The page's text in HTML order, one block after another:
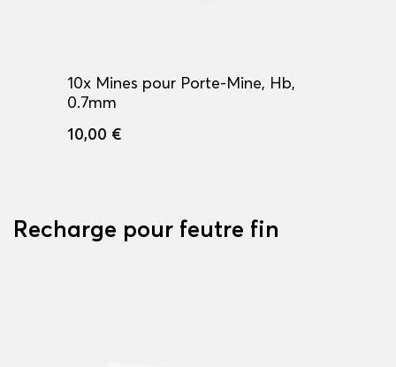
10x Mines pour Porte-Mine, Hb,
0.7mm
10,00 €
Recharge pour feutre fin